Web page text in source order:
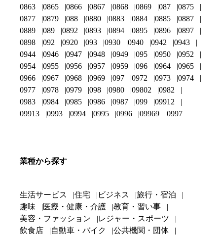
0863
0865 0866 0867 0868 0869 087
0875
0877
0879 088 0880 0883 0884 0885
0887
0889
089 0892 0893 0894 0895 0896
0897
0898
092 0920 093 0930 0940 0942
0943
0944
0946 0947 0948 0949 095 0950
0952
0954
0955 0956 0957 0959 096 0964
0965
0966
0967 0968 0969 097 0972 0973
0974
0977
0978 0979 098 0980 09802
0982
0983
0984 0985 0986 0987 099
09912
09913
0993 0994 0995 0996 09969 0997
業種から探す
生活サービス 住宅 ビジネス
旅行・宿泊
趣味
医療・健康・介護
教育・習い事
美容・ファッション
レジャー・スポーツ
飲食店
自動車・バイク
公共機関・団体